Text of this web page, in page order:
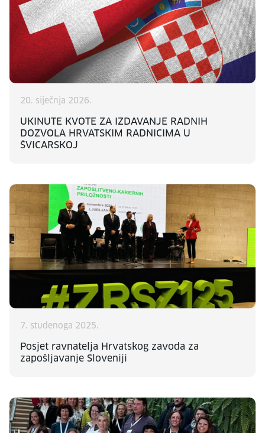
20. siječnja 2026.
UKINUTE KVOTE ZA IZDAVANJE RADNIH
DOZVOLA HRVATSKIM RADNICIMA U
ŠVICARSKOJ
7. studenoga 2025.
Posjet ravnatelja Hrvatskog zavoda za
zapošljavanje Sloveniji